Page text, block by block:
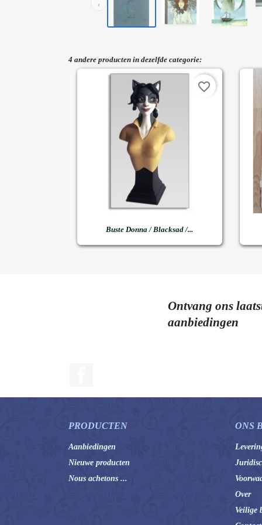
‹
4 andere producten in dezelfde categorie:
 Snel bekijken
Buste Donna / Blacksad /...
favorite_border
Ontvang ons
aanbiedingen
PRODUCTEN
Aanbiedingen
Nieuwe producten
Nous achetons ...
ONS
Over
Veilige